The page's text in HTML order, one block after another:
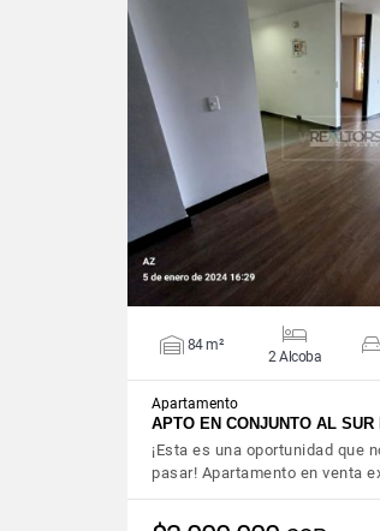
VIEW
84 m²
2 Alcoba
Apartamento
APTO EN CONJUNTO AL
¡Esta es una oportunidad que
pasar! Apartamento en venta